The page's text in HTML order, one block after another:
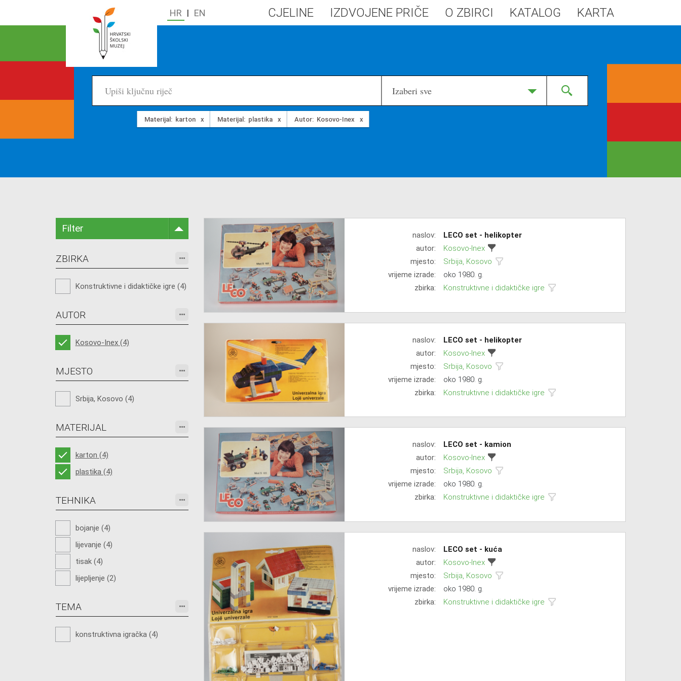
HR | EN CJELINE IZDVOJENE PRIČE O ZBIRCI KATALOG KARTA
Izaberi sve
Materijal: karton Materijal: plastika Autor: Kosovo-Inex
Filter
ZBIRKA
Konstruktivne i didaktičke igre (4)
AUTOR
Kosovo-Inex (4)
MJESTO
Srbija, Kosovo (4)
MATERIJAL
karton (4)
plastika (4)
TEHNIKA
bojanje (4)
lijevanje (4)
tisak (4)
lijepljenje (2)
TEMA
konstruktivna igračka (4)
naslov:
LECO set - helikopter
autor:
Kosovo-Inex
mjesto:
Srbija, Kosovo
vrijeme izrade:
oko 1980. g.
zbirka:
Konstruktivne i didaktičke igre
naslov:
LECO set - helikopter
autor:
Kosovo-Inex
mjesto:
Srbija, Kosovo
vrijeme izrade:
oko 1980. g.
zbirka:
Konstruktivne i didaktičke igre
naslov:
LECO set - kamion
autor:
Kosovo-Inex
mjesto:
Srbija, Kosovo
vrijeme izrade:
oko 1980. g.
zbirka:
Konstruktivne i didaktičke igre
naslov:
LECO set - kuća
autor:
Kosovo-Inex
mjesto:
Srbija, Kosovo
vrijeme izrade:
oko 1980. g.
zbirka:
Konstruktivne i didaktičke igre